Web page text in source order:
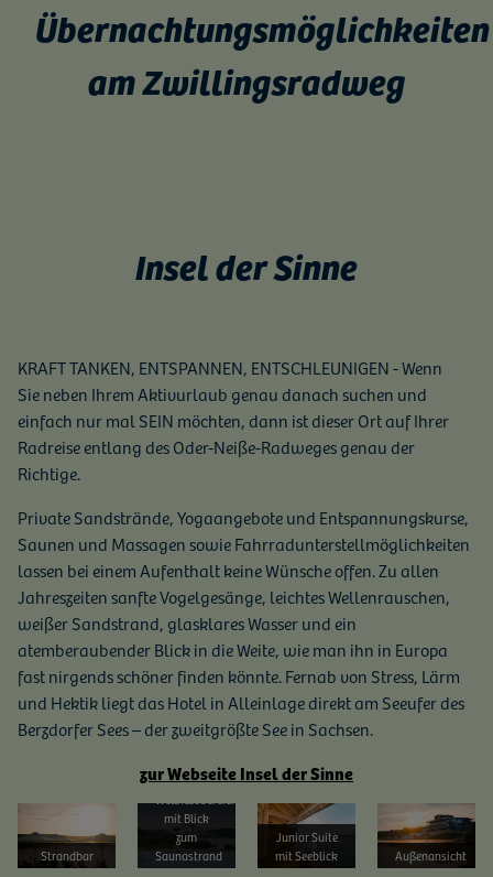
Übernachtungsmöglichkeiten
am Zwillingsradweg
Insel der Sinne
KRAFT TANKEN, ENTSPANNEN, ENTSCHLEUNIGEN - Wenn
Sie neben Ihrem Aktivurlaub genau danach suchen und
einfach nur mal SEIN möchten, dann ist dieser Ort auf Ihrer
Radreise entlang des Oder-Neiße-Radweges genau der
Richtige.
Private Sandstrände, Yogaangebote und Entspannungskurse,
Saunen und Massagen sowie Fahrradunterstellmöglichkeiten
lassen bei einem Aufenthalt keine Wünsche offen. Zu allen
Jahreszeiten sanfte Vogelgesänge, leichtes Wellenrauschen,
weißer Sandstrand, glasklares Wasser und ein
atemberaubender Blick in die Weite, wie man ihn in Europa
fast nirgends schöner finden könnte. Fernab von Stress, Lärm
und Hektik liegt das Hotel in Alleinlage direkt am Seeufer des
Berzdorfer Sees – der zweitgrößte See in Sachsen.
zur Webseite Insel der Sinne
Bild vergrößern
Strandbar
Bild vergrößern
Wellnessbereich
mit Blick
zum
Saunastrand
Bild vergrößern
Junior Suite
mit Seeblick
Bild vergrößern
Außenansicht